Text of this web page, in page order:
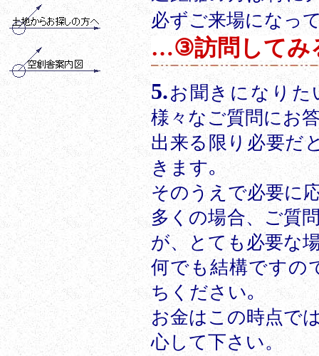
必ずご来場になっ
…③訪問してみ
5.お聞きになり
様々なご質問にお
出来る限り必要だ
きます｡
そのうえで必要に
多くの場合、ご質
が、とても必要な
何でも結構ですの
ちください｡
お金はこの時点で
心して下さい。